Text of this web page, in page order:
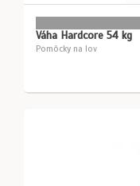
Váha Hardcore 54 kg
Pomôcky na lov